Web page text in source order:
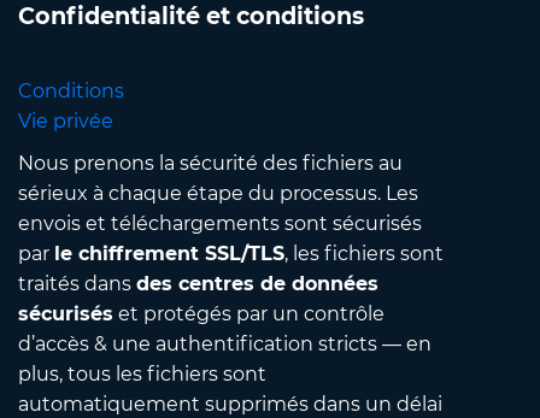
Confidentialité et conditions
Conditions
Vie privée
Nous prenons la sécurité des fichiers au
sérieux à chaque étape du processus. Les
envois et téléchargements sont sécurisés
par le chiffrement SSL/TLS, les fichiers sont
traités dans des centres de données
sécurisés et protégés par un contrôle
d’accès & une authentification stricts — en
plus, tous les fichiers sont
automatiquement supprimés dans un délai